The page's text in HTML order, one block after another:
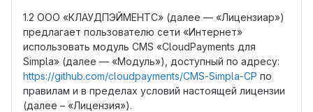
1.2 ООО «КЛАУДПЭЙМЕНТС» (далее — «Лицензиар»)
предлагает пользователю сети «Интернет»
использовать модуль CMS «CloudPayments для
Simpla» (далее — «Модуль»), доступный по адресу:
https://github.com/cloudpayments/CMS-Simpla-CP по
правилам и в пределах условий настоящей лицензии
(далее – «Лицензия»).